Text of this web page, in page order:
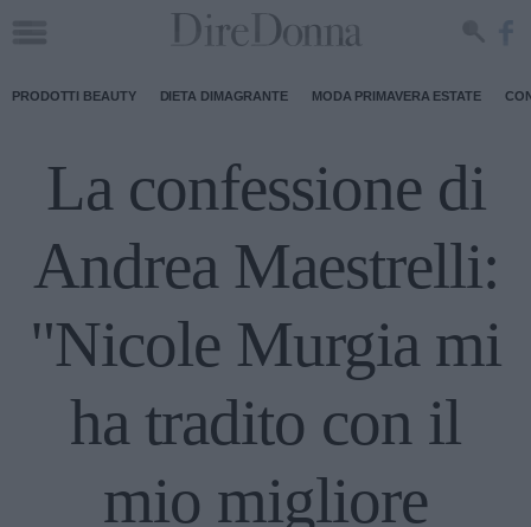
PRODOTTI BEAUTY DIETA DIMAGRANTE MODA PRIMAVERA ESTATE
La confessione di
Andrea Maestrelli:
"Nicole Murgia mi
ha tradito con il
mio migliore